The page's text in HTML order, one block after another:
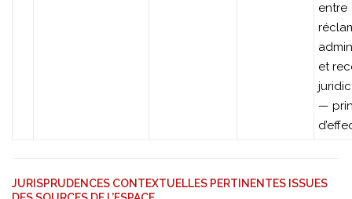
entre
et
—
JURISPRUDENCES CONTEXTUELLES PERTINENTES ISSUES